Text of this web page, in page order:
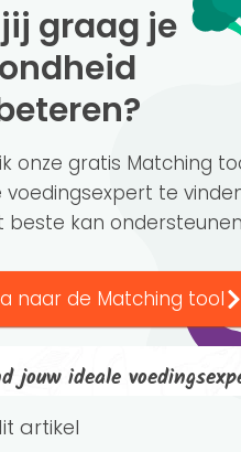
onze gratis Matching
te
beste kan
naar de Matching tool
jouw ideale
artikel